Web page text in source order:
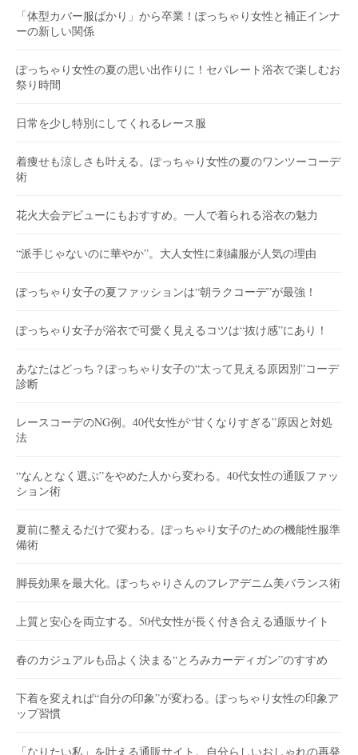
「体型カバー服ばかり」から卒業！ぽっちゃり女性と補正インナ
ーの新しい関係
ぽっちゃり女性の夏の思い出作りに！セパレート浴衣で楽しむお
祭り時間
日常を少し特別にしてくれるレース服
着痩せも涼しさも叶える。ぽっちゃり女性の夏のワンツーコーデ
術
花火大会デビューにもおすすめ。一人で着られる浴衣の魅力
“派手じゃないのに華やか”。大人女性に刺繍服が人気の理由
ぽっちゃり女子の夏ファッションは“朝ラクコーデ”が最強！
ぽっちゃり女子が浴衣で可愛く見えるコツは“抜け感”にあり！
あなたはどっち？ぽっちゃり女子の“太って見える原因別”コーデ
診断
レースコーデのNG例。40代女性が“甘くなりすぎる”原因と対処
法
“なんとなく選ぶ”をやめた人から変わる。40代女性の通販ファッ
ション術
夏前に整えるだけで変わる。ぽっちゃり女子のための機能性服準
備術
脚長効果を最大化。ぽっちゃりさんのフレアデニム美バランス術
上質と安心を両立する。50代女性が長く付き合える通販サイト
春のカジュアルも品よく決まる“とろみカーディガン”のすすめ
下着を変えれば“自分の印象”が変わる。ぽっちゃり女性の印象ア
ップ習慣
「なりたい私」を叶える通販サイト。自分らしいおしゃれの再発